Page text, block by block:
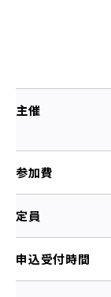
主催
参加費
定員
申込受付時間